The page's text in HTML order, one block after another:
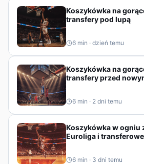
kolejnym sezonem w Europie i
Koszykówka na
transfery pod lupą
6 min · dzień temu
Koszykówka na
transfery przed
6 min · 2 dni temu
Koszykówka w ogniu
Euroliga i
6 min · 3 dni temu